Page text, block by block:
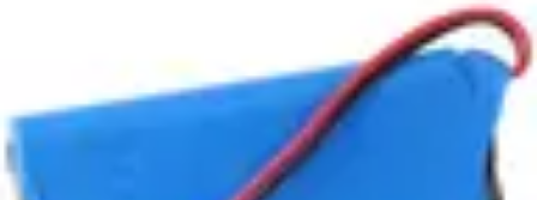
Conseils PratiquesSports
Best Sport Activities